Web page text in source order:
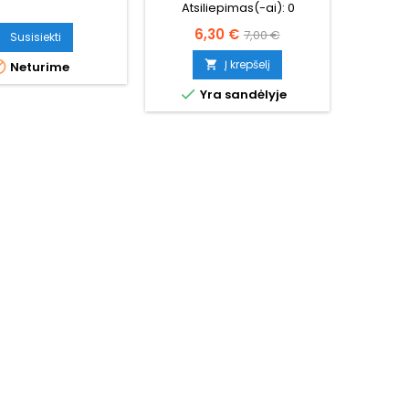
Susisiekti
Neturime
Atsiliepimas(-ai): 0
Kaina
6,30 € Bazinė
kaina
7,00 €
 Į krepšelį
 Yra sandėlyje